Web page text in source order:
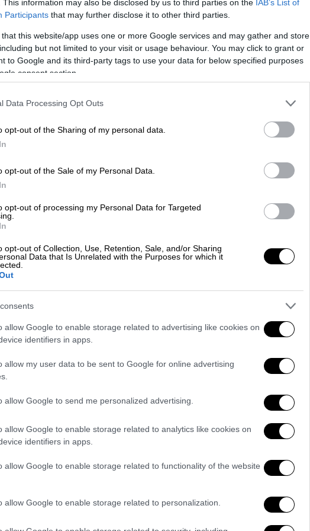
This information may also be disclosed by us to third parties on the IAB’s List of
Participants that may further disclose it to other third parties.
that this website/app uses one or more Google services and may gather and store
but not limited to your visit or usage behaviour. You may click to grant or
to Google and its third-party tags to use your data for below specified purposes
consent section.
Data Processing Opt Outs
opt-out of the Sharing of my personal data.
opt-out of the Sale of my Personal Data.
opt-out of processing my Personal Data for Targeted
opt-out of Collection, Use, Retention, Sale, and/or Sharing
Data that Is Unrelated with the Purposes for which it
allow Google to enable storage related to advertising like cookies on
identifiers in apps.
allow my user data to be sent to Google for online advertising
allow Google to send me personalized advertising.
allow Google to enable storage related to analytics like cookies on
identifiers in apps.
allow Google to enable storage related to functionality of the website
allow Google to enable storage related to personalization.
εγγραπτέων πράξεων και
που δεν εκδίδονται ηλεκτρονικά.
αποσπασμάτων και αντιγράφων.
αυτή περιλαμβάνει την κατάθεση
του ν.2844/2000, καθώς και την
ή παραρτημάτων αυτής.
της πλατφόρμας αρχικά θα ισχύει για
την Αθήνα), και σταδιακά θα
(με έδρα το Κορωπί) και Πειραιώς
μέσω της πλατφόρμας θα
15:00 της προηγούμενης ημέρας έως τις
για την εξυπηρέτησή του στο
εκδώσει ηλεκτρονικά αριθμό
για δική του υπόθεση, είτε έχει
να ενεργήσει για λογαριασμό άλλου
εξουσιοδότηση.
αριθμών προτεραιοτήτων ανά
είναι 4 την εργάσιμη ημέρα.
προτεραιότητας που δεν είναι
στα δικά τους στοιχεία, δεν θα μπορούν
προτεραιότητας, κατά την έλευσή του
προσκομίζει τα απαραίτητα έγγραφα
για λογαριασμό κάποιου άλλου,